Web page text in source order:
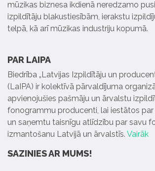
mūzikas biznesa ikdienā neredzamo
izpildītāju blakustiesībām, ierakstu
telpā, kā arī mūzikas industriju kopumā.
PAR LAIPA
Biedrība „Latvijas Izpildītāju un
(LaIPA) ir kolektīvā pārvaldījuma
apvienojušies pašmāju un ārvalstu
fonogrammu producenti, lai iestātos
un saņemtu taisnīgu atlīdzību par savu
izmantošanu Latvijā un ārvalstīs. Vairāk
SAZINIES AR MUMS!